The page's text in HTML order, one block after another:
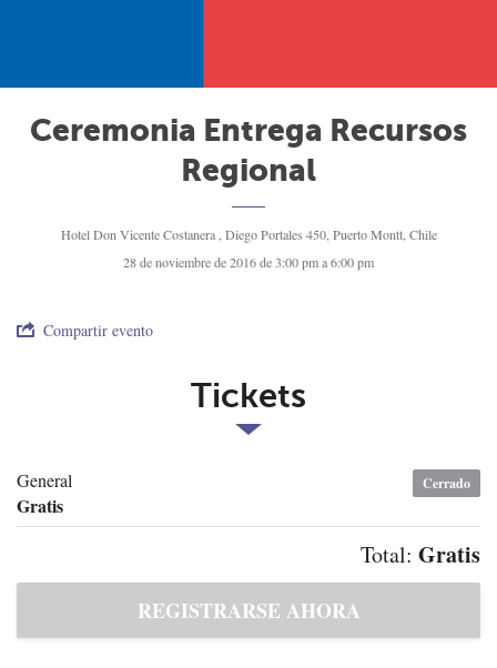
Ceremonia Entrega Recursos
Regional
Hotel Don Vicente Costanera , Diego Portales 450, Puerto Montt, Chile
28 de noviembre de 2016 de 3:00 pm a 6:00 pm
Compartir evento
Tickets
General
Gratis
Cerrado
Total: Gratis